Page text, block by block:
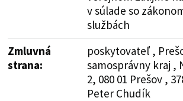
v súlade so
službách
Zmluvná
strana:
poskytovateľ ,
samosprávny kraj ,
2, 080 01 Prešov ,
Peter Chudík